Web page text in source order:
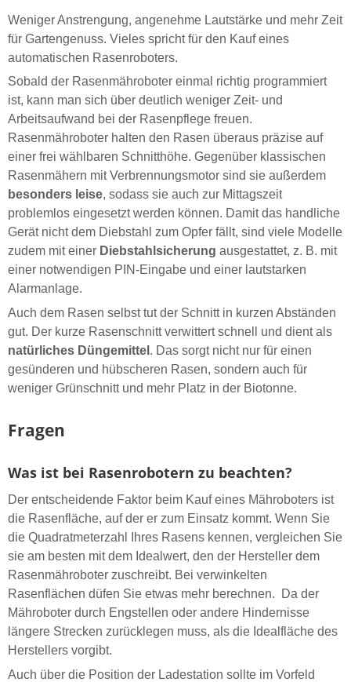
Weniger Anstrengung, angenehme Lautstärke und mehr Zeit
für Gartengenuss. Vieles spricht für den Kauf eines
automatischen Rasenroboters.
Sobald der Rasenmähroboter einmal richtig programmiert
ist, kann man sich über deutlich weniger Zeit- und
Arbeitsaufwand bei der Rasenpflege freuen.
Rasenmähroboter halten den Rasen überaus präzise auf
einer frei wählbaren Schnitthöhe. Gegenüber klassischen
Rasenmähern mit Verbrennungsmotor sind sie außerdem
besonders leise, sodass sie auch zur Mittagszeit
problemlos eingesetzt werden können. Damit das handliche
Gerät nicht dem Diebstahl zum Opfer fällt, sind viele Modelle
zudem mit einer Diebstahlsicherung ausgestattet, z. B. mit
einer notwendigen PIN-Eingabe und einer lautstarken
Alarmanlage.
Auch dem Rasen selbst tut der Schnitt in kurzen Abständen
gut. Der kurze Rasenschnitt verwittert schnell und dient als
natürliches Düngemittel . Das sorgt nicht nur für einen
gesünderen und hübscheren Rasen, sondern auch für
weniger Grünschnitt und mehr Platz in der Biotonne.
Fragen
Was ist bei Rasenrobotern zu beachten?
Der entscheidende Faktor beim Kauf eines Mähroboters ist
die Rasenfläche, auf der er zum Einsatz kommt. Wenn Sie
die Quadratmeterzahl Ihres Rasens kennen, vergleichen Sie
sie am besten mit dem Idealwert, den der Hersteller dem
Rasenmähroboter zuschreibt. Bei verwinkelten
Rasenflächen düfen Sie etwas mehr berechnen. Da der
Mähroboter durch Engstellen oder andere Hindernisse
längere Strecken zurücklegen muss, als die Idealfläche des
Herstellers vorgibt.
Auch über die Position der Ladestation sollte im Vorfeld